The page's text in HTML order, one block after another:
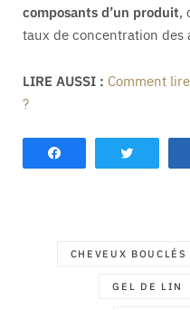
composants d’un produit,
taux de concentration des
LIRE AUSSI : Comment
?
CHEVEUX BOUCLÉS
GEL DE LIN